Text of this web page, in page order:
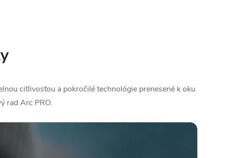
citlivosťou a pokročilé technológie prenesené k oku
rad Arc PRO.